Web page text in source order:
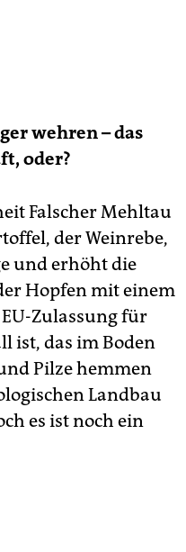
wehren – das
oder?
Falscher Mehltau
der Weinrebe,
und erhöht die
Hopfen mit einem
Zulassung für
ist, das im Boden
Pilze hemmen
Landbau
es ist noch ein